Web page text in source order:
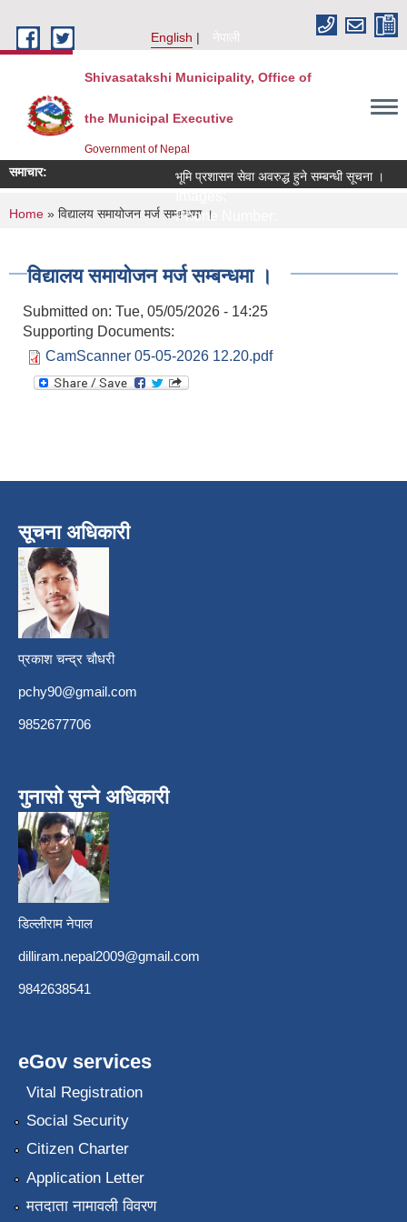
English
नेपाली
Shivasatakshi Municipality, Office of
the Municipal Executive
Government of Nepal
समाचार: भूमि प्रशासन सेवा अवरुद्ध हुने सम्बन्धी सूचना ।
Phone Number:
You are here
Home » विद्यालय समायोजन मर्ज सम्बन्धमा ।
विद्यालय समायोजन मर्ज सम्बन्धमा ।
Submitted on: Tue, 05/05/2026 - 14:25
Supporting Documents:
CamScanner 05-05-2026 12.20.pdf
सूचना अधिकारी
प्रकाश चन्द्र चौधरी
pchy90@gmail.com
9852677706
गुनासो सुन्ने अधिकारी
डिल्लीराम नेपाल
dilliram.nepal2009@gmail.com
9842638541
eGov services
Vital Registration
Social Security
Citizen Charter
Application Letter
मतदाता नामावली विवरण